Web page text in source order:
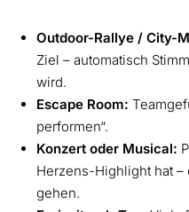
Outdoor-Rallye / City-
Ziel – automatisch
wird.
Escape Room:
performen“.
Konzert oder Musical:
Herzens-Highlight hat –
gehen.